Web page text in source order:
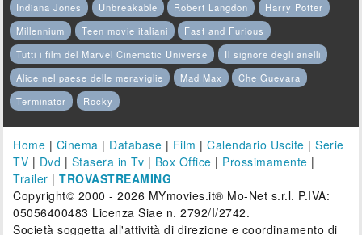
Indiana Jones
Unbreakable Robert Langdon
Harry Potter
Millennium
Teen movie italiani
Fast and Furious
Tutti i film del Marvel Cinematic Universe
Il signore degli anelli
Alice nel paese delle meraviglie
Mad Max
Che Guevara
Terminator
Rocky
Home | Cinema | Database | Film |Calendario Uscite |Serie
TV | Dvd | Stasera in Tv | Box Office | Prossimamente |
Trailer |TROVASTREAMING
Copyright© 2000 - 2026 MYmovies.it® Mo-Net s.r.l. P.IVA:
05056400483 Licenza Siae n. 2792/I/2742.
Società soggetta all'attività di direzione e coordinamento di